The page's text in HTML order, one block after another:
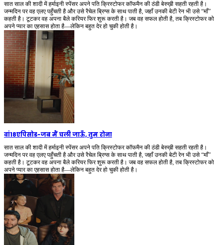
सात साल की शादी में हर्माइनी स्पेंसर अपने पति क्रिस्टोफर कॉफमैन की ठंडी बेरुख़ी सहती रहती है।
जन्मदिन पर वह एलए पहुँचती है और उसे रैचेल ब्रिग्स के साथ पाती है, जहाँ उनकी बेटी रेन भी उसे “माँ”
कहती है। टूटकर वह अपना बैले करियर फिर शुरू करती है। जब वह सफल होती है, तब क्रिस्टोफर को
अपने प्यार का एहसास होता है—लेकिन बहुत देर हो चुकी होती है।
वां18एपिसोड-जब मैं चली जाऊँ, तुम रोना
सात साल की शादी में हर्माइनी स्पेंसर अपने पति क्रिस्टोफर कॉफमैन की ठंडी बेरुख़ी सहती रहती है।
जन्मदिन पर वह एलए पहुँचती है और उसे रैचेल ब्रिग्स के साथ पाती है, जहाँ उनकी बेटी रेन भी उसे “माँ”
कहती है। टूटकर वह अपना बैले करियर फिर शुरू करती है। जब वह सफल होती है, तब क्रिस्टोफर को
अपने प्यार का एहसास होता है—लेकिन बहुत देर हो चुकी होती है।